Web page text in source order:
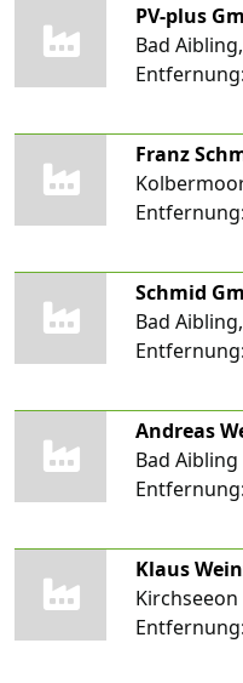
PV-plus
Bad
Entfernung:
Franz
Entfernung:
Schmid
Bad
Entfernung:
Andreas
Bad Aibling
Entfernung:
Klaus
Kirchseeon
Entfernung: